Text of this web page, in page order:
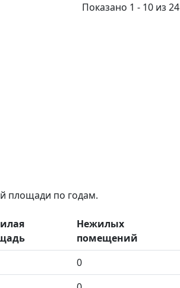
Показано 1 - 10 из 24
площади по годам.
Нежилых
помещений
0